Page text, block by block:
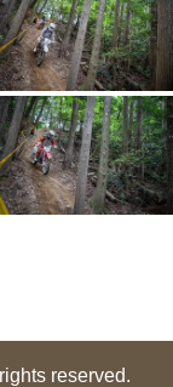
reserved.